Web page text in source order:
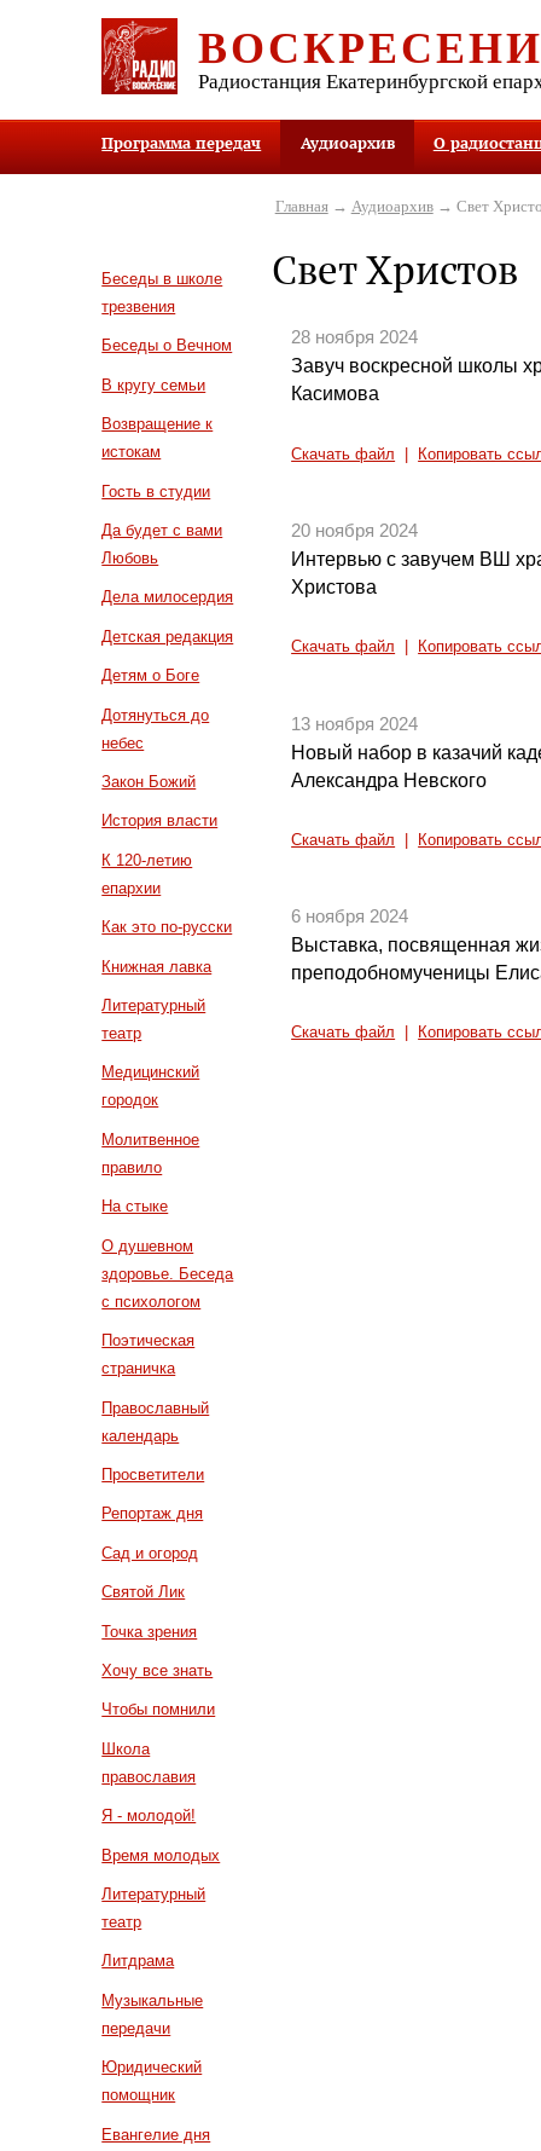
Радиостанция Екатеринбургской
Программа передач Аудиоархив О
Беседы в школе
трезвения
Беседы о Вечном
В кругу семьи
Возвращение к
истокам
Гость в студии
Да будет с вами
Любовь
Дела милосердия
Детская редакция
Детям о Боге
Дотянуться до
небес
Закон Божий
История власти
К 120-летию
епархии
Как это по-русски
Книжная лавка
Литературный
театр
Медицинский
городок
Молитвенное
правило
На стыке
О душевном
здоровье. Беседа
с психологом
Поэтическая
страничка
Православный
календарь
Просветители
Репортаж дня
Сад и огород
Святой Лик
Точка зрения
Хочу все знать
Чтобы помнили
Школа
православия
Я - молодой!
Время молодых
Литературный
театр
Литдрама
Музыкальные
передачи
Юридический
помощник
Евангелие дня
Главная→ Аудиоархив→ Свет
Свет Христов
28 ноября 2024
Завуч воскресной школы
Касимова
Скачать файл Копировать
20 ноября 2024
Интервью с завучем ВШ
Христова
Скачать файл Копировать
13 ноября 2024
Новый набор в казачий
Александра Невского
Скачать файл Копировать
6 ноября 2024
Выставка, посвященная
преподобномученицы
Скачать файл Копировать